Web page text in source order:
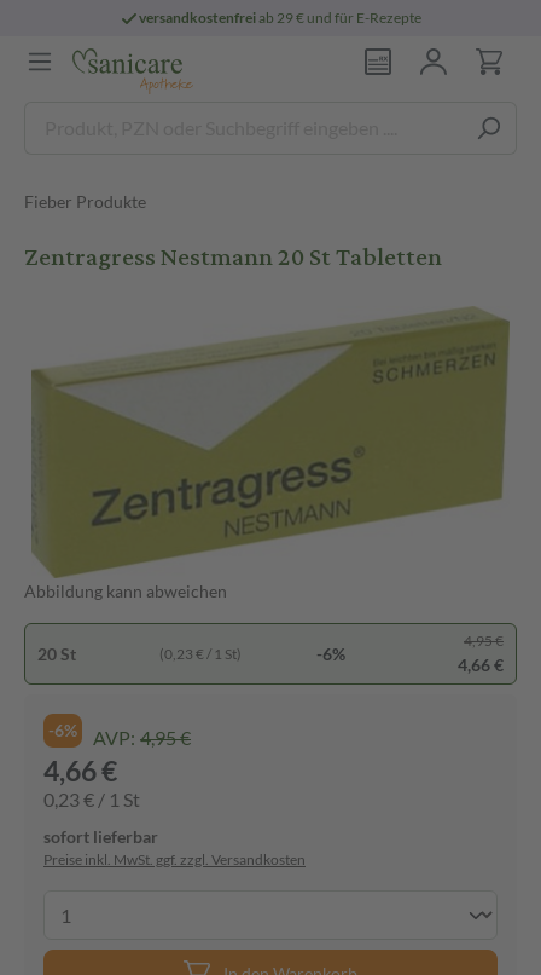
versandkostenfreiab 29 € und für E-Rezepte
Fieber Produkte
Zentragress Nestmann 20 St Tabletten
Abbildung kann abweichen
20 St (0,23 € / 1 St) -6%
4,95 €
4,66 €
-6% AVP: 4,95 €
4,66 €
0,23 € / 1 St
sofort lieferbar
Preise inkl. MwSt. ggf. zzgl. Versandkosten